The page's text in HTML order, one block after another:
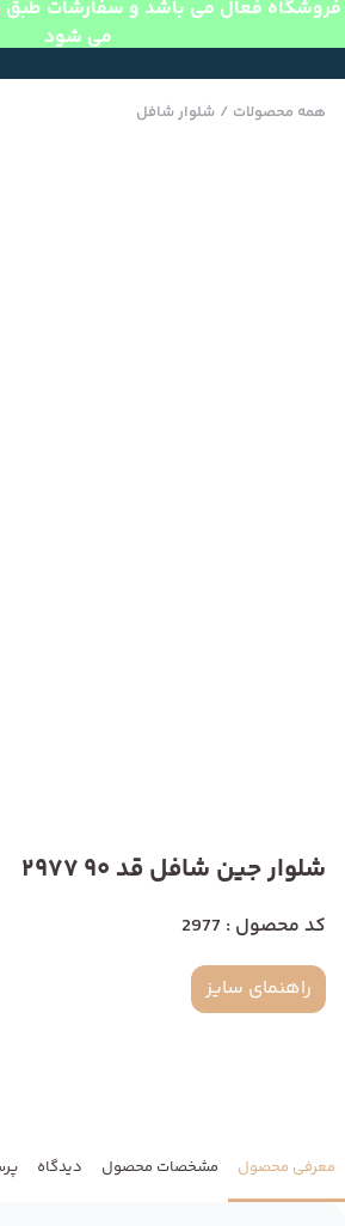
فروشگاه فعال می باشد و سفارشات طبق
می شود
همه محصولات / شلوار شافل
شلوار جین شافل قد 90 2977
کد محصول : 2977
راهنمای سایز
معرفی محصول مشخصات محصول دیدگاه